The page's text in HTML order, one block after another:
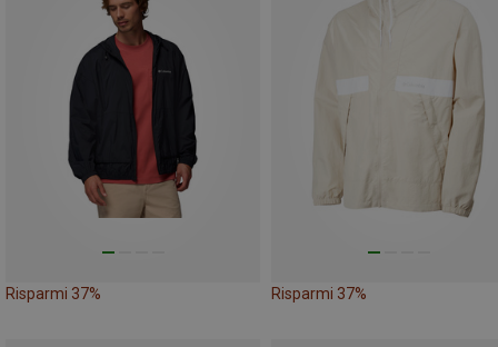
Risparmi 37% Risparmi 37%